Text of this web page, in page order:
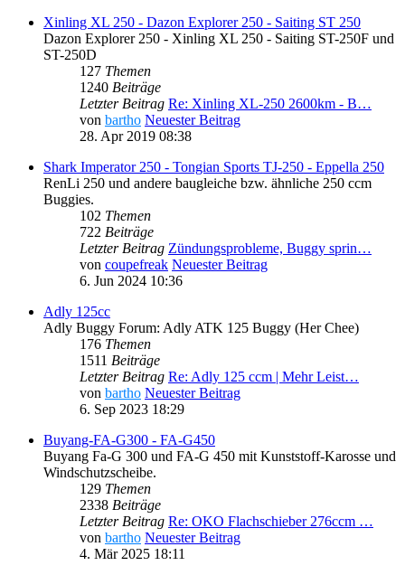
Xinling XL 250 - Dazon Explorer 250 - Saiting ST 250
Dazon Explorer 250 - Xinling XL 250 - Saiting ST-250F und
ST-250D
127 Themen
1240 Beiträge
Letzter Beitrag Re: Xinling XL-250 2600km - B…
von bartho Neuester Beitrag
28. Apr 2019 08:38
Shark Imperator 250 - Tongian Sports TJ-250 - Eppella 250
RenLi 250 und andere baugleiche bzw. ähnliche 250 ccm
Buggies.
102 Themen
722 Beiträge
Letzter Beitrag Zündungsprobleme, Buggy sprin…
von coupefreak Neuester Beitrag
6. Jun 2024 10:36
Adly 125cc
Adly Buggy Forum: Adly ATK 125 Buggy (Her Chee)
176 Themen
1511 Beiträge
Letzter Beitrag Re: Adly 125 ccm | Mehr Leist…
von bartho Neuester Beitrag
6. Sep 2023 18:29
Buyang-FA-G300 - FA-G450
Buyang Fa-G 300 und FA-G 450 mit Kunststoff-Karosse und
Windschutzscheibe.
129 Themen
2338 Beiträge
Letzter Beitrag Re: OKO Flachschieber 276ccm …
von bartho Neuester Beitrag
4. Mär 2025 18:11